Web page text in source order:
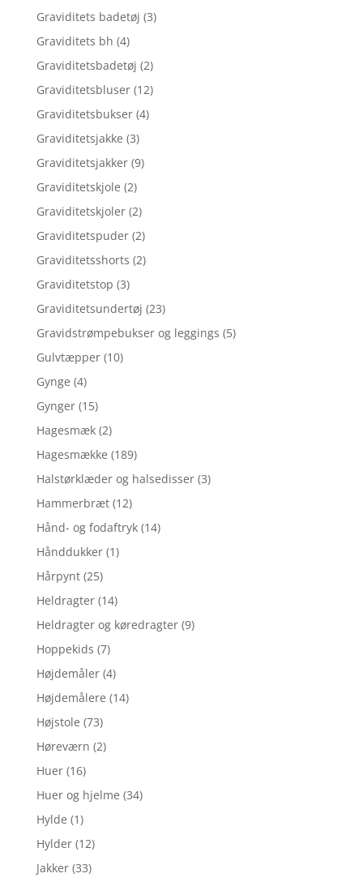
Graviditets badetøj (3)
Graviditets bh (4)
Graviditetsbadetøj (2)
Graviditetsbluser (12)
Graviditetsbukser (4)
Graviditetsjakke (3)
Graviditetsjakker (9)
Graviditetskjole (2)
Graviditetskjoler (2)
Graviditetspuder (2)
Graviditetsshorts (2)
Graviditetstop (3)
Graviditetsundertøj (23)
Gravidstrømpebukser og leggings (5)
Gulvtæpper (10)
Gynge (4)
Gynger (15)
Hagesmæk (2)
Hagesmække (189)
Halstørklæder og halsedisser (3)
Hammerbræt (12)
Hånd- og fodaftryk (14)
Hånddukker (1)
Hårpynt (25)
Heldragter (14)
Heldragter og køredragter (9)
Hoppekids (7)
Højdemåler (4)
Højdemålere (14)
Højstole (73)
Høreværn (2)
Huer (16)
Huer og hjelme (34)
Hylde (1)
Hylder (12)
Jakker (33)